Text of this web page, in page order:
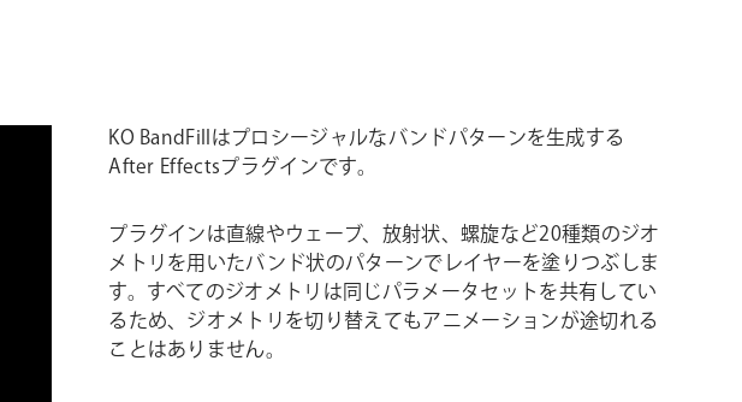
KO BandFillはプロシージャルなバンドパターンを生成する
After Effectsプラグインです。
プラグインは直線やウェーブ、放射状、螺旋など20種類のジオ
メトリを用いたバンド状のパターンでレイヤーを塗りつぶしま
す。すべてのジオメトリは同じパラメータセットを共有してい
るため、ジオメトリを切り替えてもアニメーションが途切れる
ことはありません。